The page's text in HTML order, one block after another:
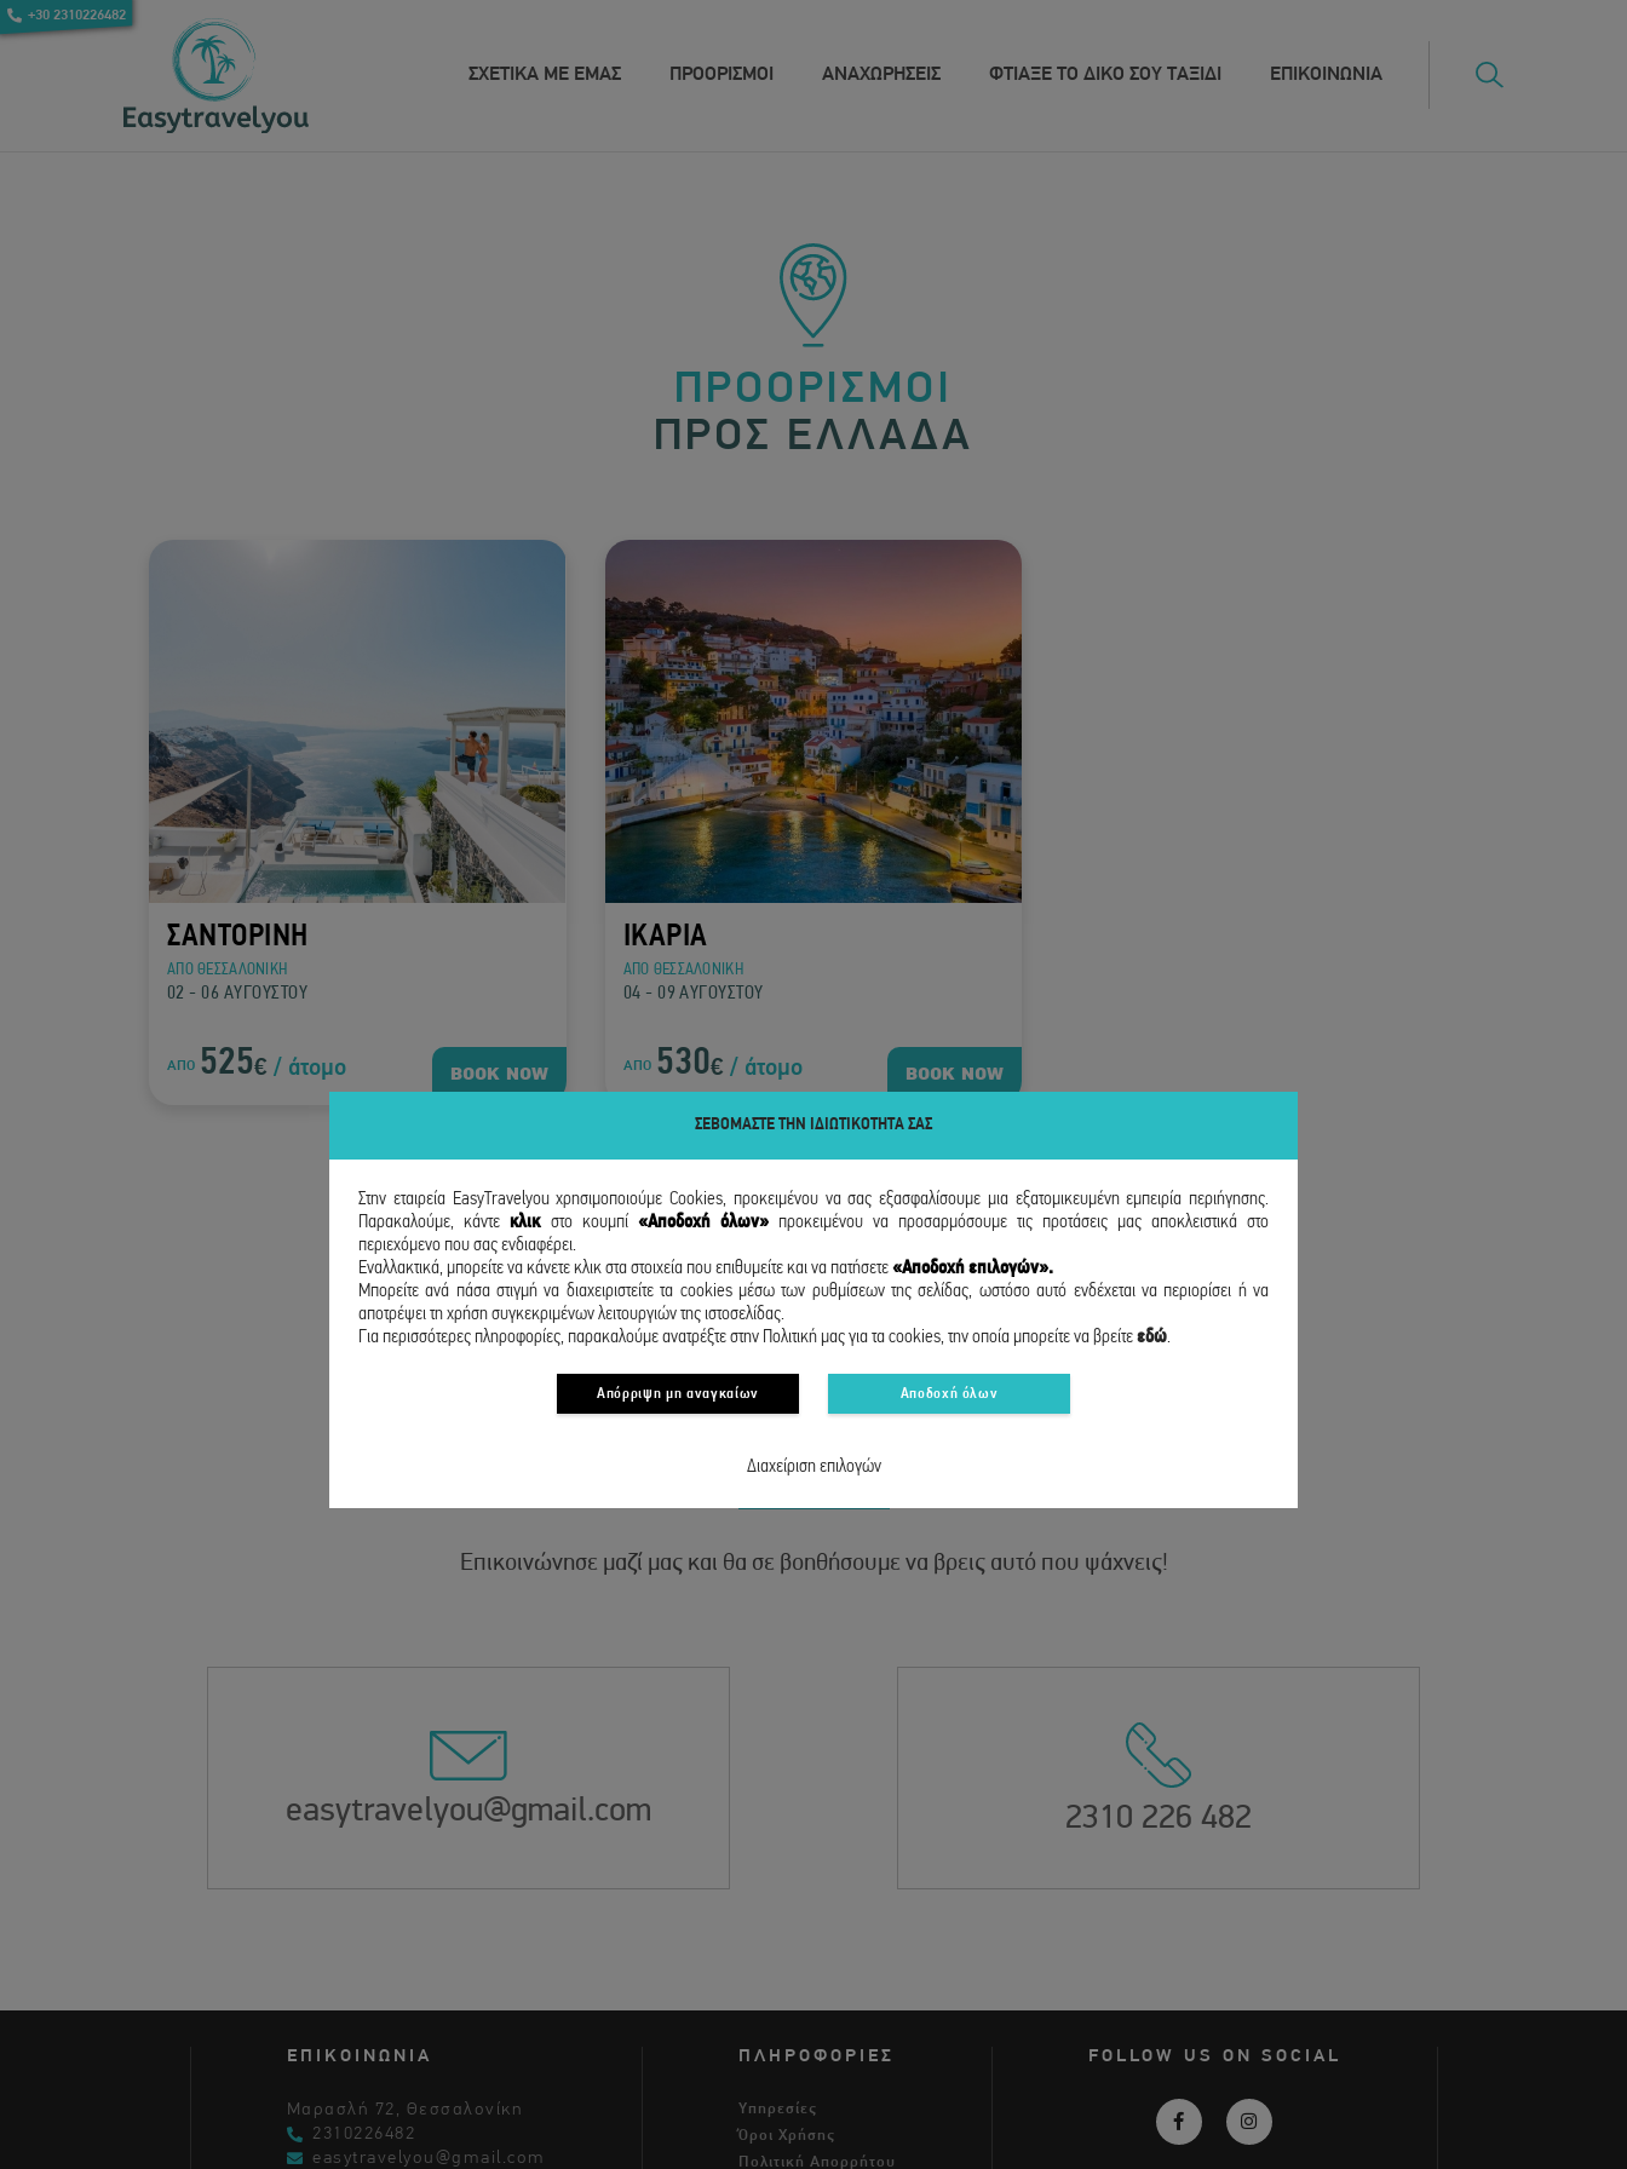
+30 2310226482
ΣΧΕΤΙΚΑ ΜΕ ΕΜΑΣ ΠΡΟΟΡΙΣΜΟΙ ΑΝΑΧΩΡΗΣΕΙΣ ΦΤΙΑΞΕ ΤΟ ΔΙΚΟ ΣΟΥ ΤΑΞΙΔΙ ΕΠΙΚΟΙΝΩΝΙΑ
ΠΡΟΟΡΙΣΜΟΙ
ΠΡΟΣ ΕΛΛΑΔΑ
BOOK NOW
ΣΑΝΤΟΡΙΝΗ
ΑΠΟ ΘΕΣΣΑΛΟΝΙΚΗ
02 - 06 ΑΥΓΟΥΣΤΟΥ
ΑΠΟ 525€ / άτομο BOOK NOW
ΙΚΑΡΙΑ
ΑΠΟ ΘΕΣΣΑΛΟΝΙΚΗ
04 - 09 ΑΥΓΟΥΣΤΟΥ
ΑΠΟ 530€ / άτομο
ΕΠΙΚΟΙΝΩΝΙΑ
Επικοινώνησε μαζί μας και θα σε βοηθήσουμε να βρεις αυτό που ψάχνεις!
easytravelyou@gmail.com 2310 226 482
ΕΠΙΚΟΙΝΩΝΙΑ
Μαρασλή 72, Θεσσαλονίκη
2310226482
easytravelyou@gmail.com
ΠΛΗΡΟΦΟΡΙΕΣ
Υπηρεσίες
Όροι Χρήσης
Πολιτική Απορρήτου
FOLLOW US ON SOCIAL
ΣΕΒΟΜΑΣΤΕ ΤΗΝ ΙΔΙΩΤΙΚΟΤΗΤΑ ΣΑΣ
Στην εταιρεία EasyTravelyou χρησιμοποιούμε Cookies, προκειμένου να σας εξασφαλίσουμε μια εξατομικευμένη εμπειρία περιήγησης.
Παρακαλούμε, κάντε κλικ στο κουμπί «Αποδοχή όλων» προκειμένου να προσαρμόσουμε τις προτάσεις μας αποκλειστικά στο
περιεχόμενο που σας ενδιαφέρει.
Εναλλακτικά, μπορείτε να κάνετε κλικ στα στοιχεία που επιθυμείτε και να πατήσετε«Αποδοχή επιλογών».
Μπορείτε ανά πάσα στιγμή να διαχειριστείτε τα cookies μέσω των ρυθμίσεων της σελίδας, ωστόσο αυτό ενδέχεται να περιορίσει ή να
αποτρέψει τη χρήση συγκεκριμένων λειτουργιών της ιστοσελίδας.
Για περισσότερες πληροφορίες, παρακαλούμε ανατρέξτε στην Πολιτική μας για τα cookies, την οποία μπορείτε να βρείτεεδώ.
Απόρριψη μη αναγκαίων Αποδοχή όλων
Διαχείριση επιλογών